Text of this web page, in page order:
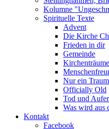
Kolumne
Spirituelle Texte
Advent
Die Kirche
Frieden in dir
Gemeinde
Kirchenträume
Nur ein
Officially Old
Tod und
Was wird aus
Kontakt
Facebook